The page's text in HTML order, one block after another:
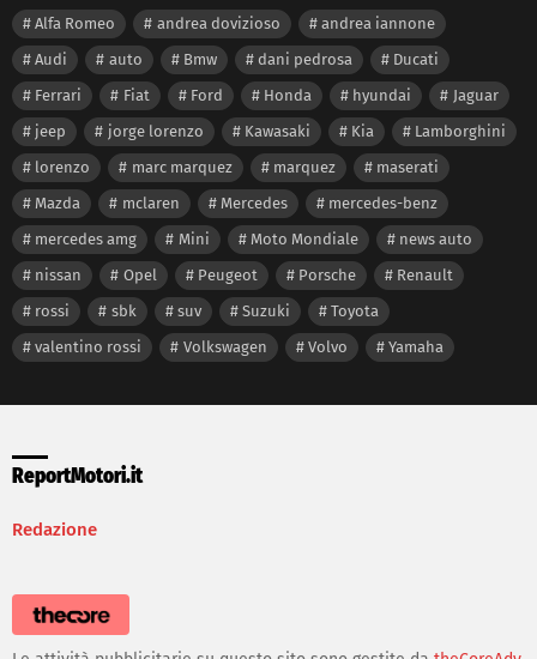
Alfa Romeo andrea dovizioso
andrea iannone
Audi
auto Bmw dani pedrosa
Ducati
Ferrari
Fiat Ford Honda hyundai
Jaguar
jeep
jorge lorenzo Kawasaki Kia
Lamborghini
lorenzo
marc marquez marquez
maserati
Mazda
mclaren Mercedes
mercedes-benz
mercedes amg
Mini Moto Mondiale
news auto
nissan
Opel Peugeot Porsche
Renault
rossi
sbk suv Suzuki
Toyota
valentino rossi
Volkswagen Volvo Yamaha
ReportMotori.it
Redazione